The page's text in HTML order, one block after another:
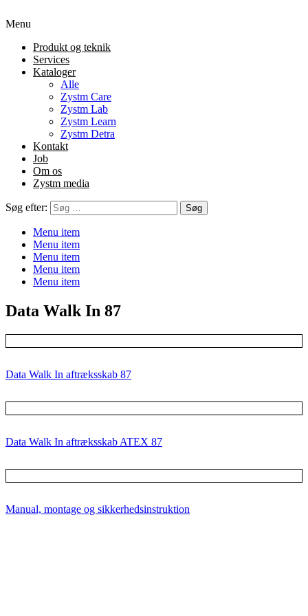
Menu
Produkt og teknik
Services
Kataloger
Alle
Zystm Care
Zystm Lab
Zystm Learn
Zystm Detra
Kontakt
Job
Om os
Zystm media
Søg efter:
Menu item
Menu item
Menu item
Menu item
Menu item
Data Walk In 87
Data Walk In aftræksskab 87
Data Walk In aftræksskab ATEX 87
Manual, montage og sikkerhedsinstruktion